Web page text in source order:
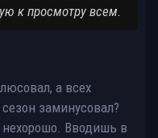
к просмотру всем.
а всех
заминусовал?
Вводишь в